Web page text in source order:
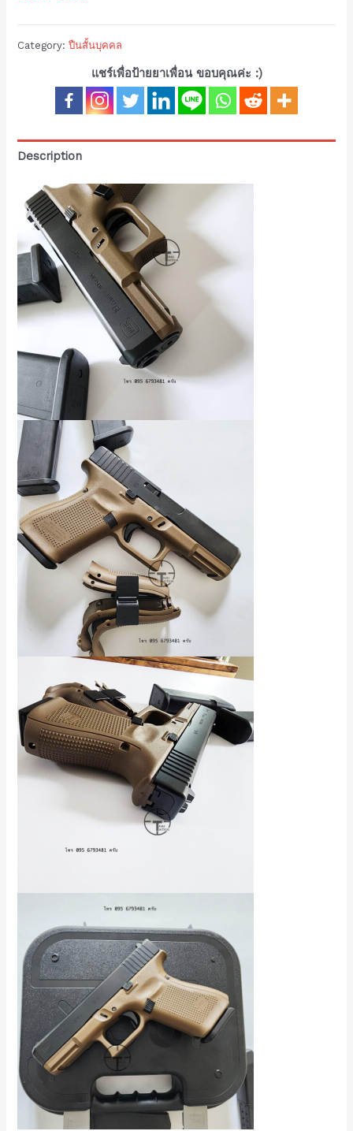
Category:ปืนสั้นบุคคล
แชร์เพื่อป้ายยาเพื่อน ขอบคุณค่ะ :)
Description